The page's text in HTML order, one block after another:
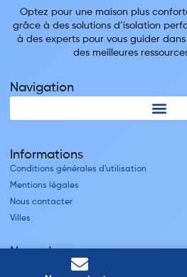
Optez pour une maison plus
grâce à des solutions d’isolation
à des experts pour vous guider
des meilleures
Navigation
Informations
Conditions générales d'utilisation
Mentions légales
Nous contacter
Villes
Nos adresses